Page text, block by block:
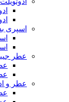
اسپری
عطر
عطر و